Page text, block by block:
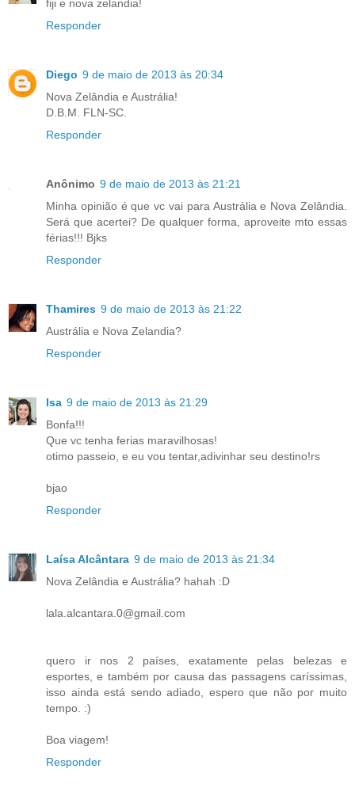
fiji e nova zelandia!
Responder
Diego 9 de maio de 2013 às 20:34
Nova Zelândia e Austrália!
D.B.M. FLN-SC.
Responder
Anônimo 9 de maio de 2013 às 21:21
Minha opinião é que vc vai para Austrália e Nova Zelândia.
Será que acertei? De qualquer forma, aproveite mto essas
férias!!! Bjks
Responder
Thamires 9 de maio de 2013 às 21:22
Austrália e Nova Zelandia?
Responder
Isa 9 de maio de 2013 às 21:29
Bonfa!!!
Que vc tenha ferias maravilhosas!
otimo passeio, e eu vou tentar,adivinhar seu destino!rs
bjao
Responder
Laísa Alcântara 9 de maio de 2013 às 21:34
Nova Zelândia e Austrália? hahah :D
lala.alcantara.0@gmail.com
quero ir nos 2 países, exatamente pelas belezas e
esportes, e também por causa das passagens caríssimas,
isso ainda está sendo adiado, espero que não por muito
tempo. :)
Boa viagem!
Responder